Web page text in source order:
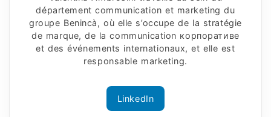
département communication et marketing du
groupe Benincà, où elle s’occupe de la stratégie
de marque, de la communication корпоративe
et des événements internationaux, et elle est
responsable marketing.
LinkedIn